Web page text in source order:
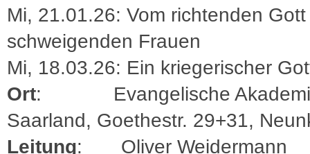
Mi, 21.01.26: Vom richtenden
schweigenden Frauen
Mi, 18.03.26: Ein kriegerischer
Ort: Evangelische
Saarland, Goethestr. 29+31,
Leitung: Oliver Weidermann